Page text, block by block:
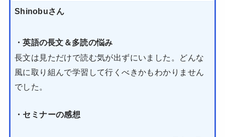
Shinobuさん
・英語の長文＆多読の悩み
長文は見ただけで読む気が出ずにいました。どんな
風に取り組んで学習して行くべきかもわかりません
でした。
・セミナーの感想